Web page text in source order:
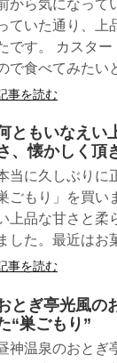
から気になって
ていた通り、上
です。 カスタ
で食べてみたい
事を読む
ともいなえい
、懐かしく頂
当に久しぶりに
ごもり」を買い
上品な甘さと柔
した。最近はお
事を読む
とぎ亭光風の
“巣ごもり”
神温泉のおとぎ